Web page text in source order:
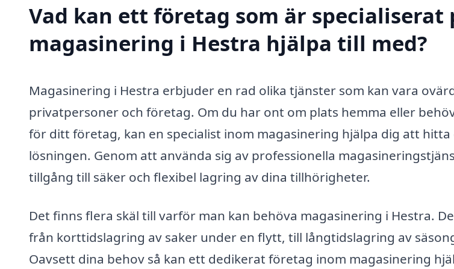
Vad kan ett företag som är specialiserat
magasinering i Hestra hjälpa till med?
Magasinering i Hestra erbjuder en rad olika tjänster som kan vara
privatpersoner och företag. Om du har ont om plats hemma eller
för ditt företag, kan en specialist inom magasinering hjälpa dig att hitta
lösningen. Genom att använda sig av professionella
tillgång till säker och flexibel lagring av dina tillhörigheter.
Det finns flera skäl till varför man kan behöva magasinering i Hestra.
från korttidslagring av saker under en flytt, till långtidslagring av
Oavsett dina behov så kan ett dedikerat företag inom magasinering